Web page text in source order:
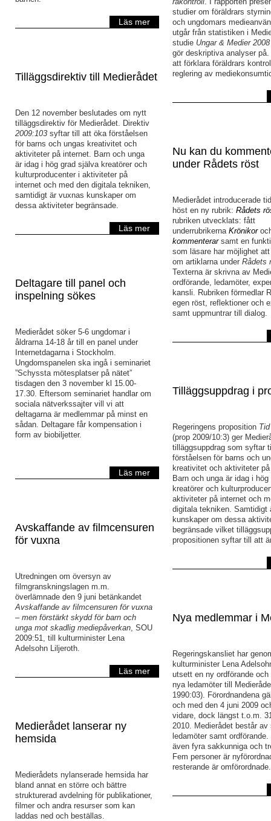
Läs mer
Tilläggsdirektiv till Medierådet
Den 12 november beslutades om nytt
tilläggsdirektiv för Medierådet. Direktiv
2009:103 syftar till att öka förståelsen
för barns och ungas kreativitet och
aktiviteter på internet. Barn och unga
är idag i hög grad själva kreatörer och
kulturproducenter i aktiviteter på
internet och med den digitala tekniken,
samtidigt är vuxnas kunskaper om
dessa aktiviteter begränsade.
Läs mer
Deltagare till panel och
inspelning sökes
Medierådet söker 5-6 ungdomar i
åldrarna 14-18 år till en panel under
Internetdagarna i Stockholm.
Ungdomspanelen ska ingå i seminariet
”Schyssta mötesplatser på nätet”
tisdagen den 3 november kl 15.00-
17.30. Eftersom seminariet handlar om
sociala nätverkssajter vill vi att
deltagarna är medlemmar på minst en
sådan. Deltagare får kompensation i
form av biobiljetter.
Läs mer
Avskaffande av filmcensuren
för vuxna
Utredningen om översyn av
filmgranskningslagen m.m.
överlämnade den 9 juni betänkandet
Avskaffande av filmcensuren för vuxna
– men förstärkt skydd för barn och
unga mot skadlig mediepåverkan , SOU
2009:51, till kulturminister Lena
Adelsohn Liljeroth.
Läs mer
Medierådet lanserar ny
hemsida
Medierådets nylanserade hemsida har
bland annat en större och bättre
strukturerad avdelning för publikationer,
filmer och andra resurser som kan
laddas ned och beställas.
studier om föräldrars
och ungdomars
utgår från statistiken i
studie Ungar & Medier 2008
gör deskriptiva analyser
att förklara föräldrars
reglering av
Nu kan du
under Rådets röst
Medierådet introducerade
höst en ny rubrik: Rådets
rubriken utvecklats: fått
underrubrikerna Krönikor
kommenterarsamt en
som läsare har möjlighet
om artiklarna under Rådets
Texterna är skrivna av
ordförande, ledamöter,
kansli. Rubriken förmedlar
egen röst, reflektioner och
samt uppmuntrar till dialog.
Tilläggsuppdrag i
Regeringens proposition
(prop 2009/10:3) ger
tilläggsuppdrag som syftar
förståelsen för barns och
kreativitet och aktiviteter
Barn och unga är idag i
kreatörer och
aktiviteter på internet och
digitala tekniken. Samtidigt
kunskaper om dessa
begränsade vilket
propositionen syftar till att
Nya medlemmar i
Regeringskansliet har
kulturminister Lena
utsett en ny ordförande och
nya ledamöter till
1990:03). Förordnandena
och med den 4 juni 2009
vidare, dock längst t.o.m.
2010. Medierådet består av
ledamöter samt ordförande.
även fyra sakkunniga och
Fem personer är
resterande är omförordnade.